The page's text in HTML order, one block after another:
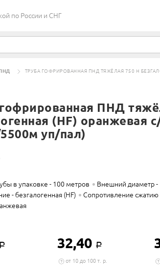
по России и СНГ
ТРУБА ГОФРИРОВАННАЯ ПНД ТЯЖЁЛАЯ 750 Н
ПНД
(HF) оранжевая
уп/пал)
в упаковке - 100 метров Внешний диаметр
- безгалогенная (HF)
Сопротивление сжатию
32,40 Р
от 10 до 100 т. р.